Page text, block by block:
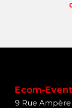
Ecom-
9 Rue Ampère